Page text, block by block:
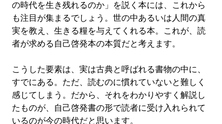
の時代を生き残れるのか」を説く本には、これから
も注目が集まるでしょう。世の中あるいは人間の真
実を教え、生きる糧を与えてくれる本。これが、読
者が求める自己啓発本の本質だと考えます。
こうした要素は、実は古典と呼ばれる書物の中に、
すでにある。ただ、読むのに慣れていないと難しく
感じてしまう。だから、それをわかりやすく解説し
たものが、自己啓発書の形で読者に受け入れられて
いるのが今の時代だと思います。